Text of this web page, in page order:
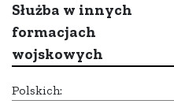
Służba w innych
formacjach
wojskowych
Polskich: